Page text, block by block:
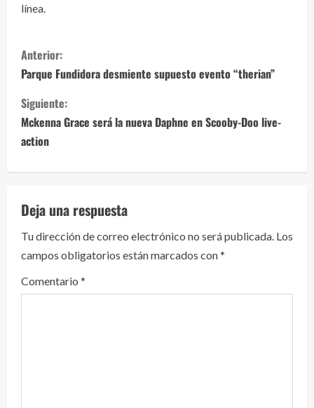
línea.
S
i
g
u
e
l
e
y
e
Anterior:
Parque Fundidora desmiente supuesto evento “therian”
Siguiente:
Mckenna Grace será la nueva Daphne en Scooby-Doo live-
action
Deja una respuesta
Tu dirección de correo electrónico no será publicada. Los
campos obligatorios están marcados con*
Comentario *